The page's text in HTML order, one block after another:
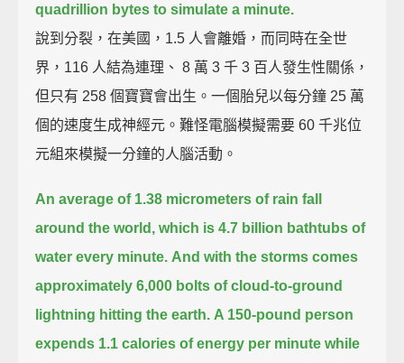
quadrillion bytes to simulate a minute.
說到分裂，在美國，1.5 人會離婚，而同時在全世
界，116 人結為連理、 8 萬 3 千 3 百人發生性關係，
但只有 258 個寶寶會出生。一個胎兒以每分鐘 25 萬
個的速度生成神經元。難怪電腦模擬需要 60 千兆位
元組來模擬一分鐘的人腦活動。
An average of 1.38 micrometers of rain fall
around the world, which is 4.7 billion bathtubs of
water every minute. And with the storms comes
approximately 6,000 bolts of cloud-to-ground
lightning hitting the earth. A 150-pound person
expends 1.1 calories of energy per minute while